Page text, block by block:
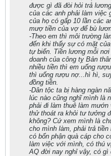
được gì đã đòi hỏi trả
của các anh phải làm việc
của họ có gấp 10 lần các
mượ tiền của vợ để bù
-Theo em thì môi trường
đến khi thấy sự có mặt
tự biến. Tiền lương mỗi
doanh của công tỵ Bản
nhiều tiền thì em uống
thì uống rượu nợ...hì hì,
đồng tiền.
-Dân tộc ta bị hàng ngàn
lúc nào cũng nghĩ mình là
phải đi làm thuê làm
thử thoát ra khỏi tư tưởng
không? Cứ xem mình là
cho mình làm, phải trả
có bổn phận quà cáp cho
làm việc với mình, có thú
AQ đời nay nghỉ vậy, có gì